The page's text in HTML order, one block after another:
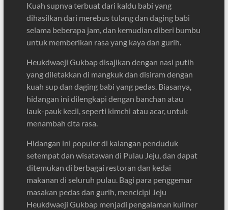
Kuah supnya terbuat dari kaldu babi yang
dihasilkan dari merebus tulang dan daging babi
selama beberapa jam, dan kemudian diberi bumbu
untuk memberikan rasa yang kaya dan gurih.
Heukdwaeji Gukbap disajikan dengan nasi putih
yang diletakkan di mangkuk dan disiram dengan
kuah sup dan daging babi yang pedas. Biasanya,
hidangan ini dilengkapi dengan banchan atau
lauk-pauk kecil, seperti kimchi atau acar, untuk
menambah cita rasa.
Hidangan ini populer di kalangan penduduk
setempat dan wisatawan di Pulau Jeju, dan dapat
ditemukan di berbagai restoran dan kedai
makanan di seluruh pulau. Bagi para penggemar
masakan pedas dan gurih, mencicipi Jeju
Heukdwaeji Gukbap menjadi pengalaman kuliner